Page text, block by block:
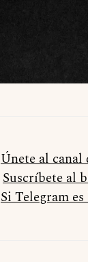
Únete al
Suscríbete al
Si Telegram